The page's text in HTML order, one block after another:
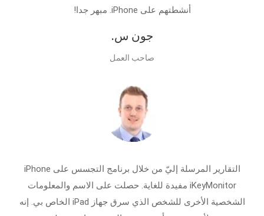
أنشطتهم على iPhone. مبهر جدا!
جون س.
صاحب العمل
التقارير المرسلة إليّ من خلال برنامج التجسس على iPhone
iKeyMonitor مفيدة للغاية. حصلت على الاسم والمعلومات
الشخصية الأخرى للشخص الذي سرق جهاز iPad الخاص بي. إنه